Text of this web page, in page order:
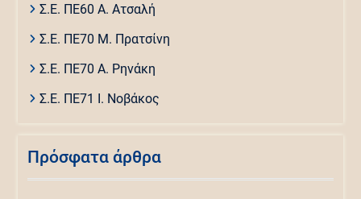
Σ.Ε. ΠΕ60 Α. Ατσαλή
Σ.Ε. ΠΕ70 Μ. Πρατσίνη
Σ.Ε. ΠΕ70 Α. Ρηνάκη
Σ.Ε. ΠΕ71 Ι. Νοβάκος
Πρόσφατα άρθρα